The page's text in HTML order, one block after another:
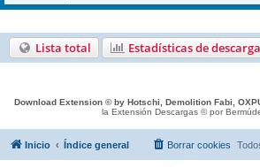
Lista total
Estadísticas de
Download Extension © by Hotschi, Demolition Fabi,
la Extensión Descargas © por
Inicio Índice general Borrar cookies